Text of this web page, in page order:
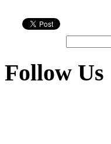
Follow Us